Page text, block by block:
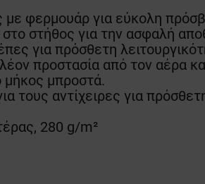
με φερμουάρ για εύκολη
στήθος για την ασφαλή
για πρόσθετη
προστασία από τον αέρα
μήκος μπροστά.
τους αντίχειρες για
280 g/m²